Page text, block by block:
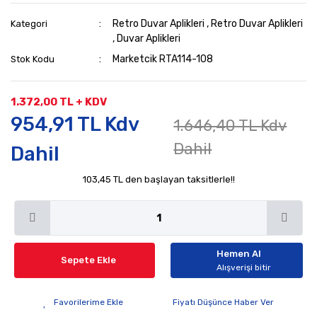
Kategori Retro Duvar Aplikleri , Retro Duvar Aplikleri
, Duvar Aplikleri
Stok Kodu Marketcik RTA114-108
1.372,00 TL + KDV
954,91 TL Kdv
Dahil
1.646,40 TL Kdv
Dahil
103,45 TL den başlayan taksitlerle!!
Sepete Ekle
Hemen Al
Alışverişi bitir
Fiyatı Düşünce Haber Ver